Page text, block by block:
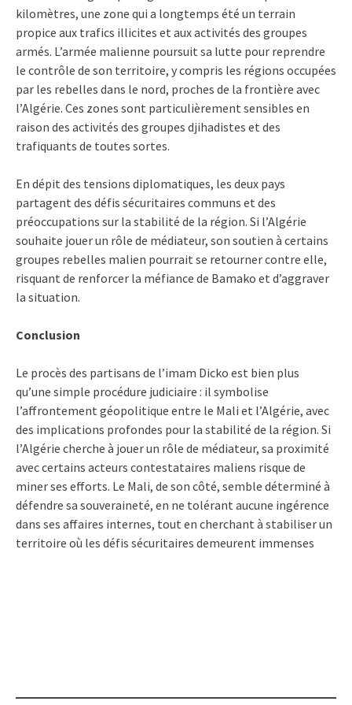
kilomètres, une zone qui a longtemps été un terrain
propice aux trafics illicites et aux activités des groupes
armés. L’armée malienne poursuit sa lutte pour reprendre
le contrôle de son territoire, y compris les régions occupées
par les rebelles dans le nord, proches de la frontière avec
l’Algérie. Ces zones sont particulièrement sensibles en
raison des activités des groupes djihadistes et des
trafiquants de toutes sortes.
En dépit des tensions diplomatiques, les deux pays
partagent des défis sécuritaires communs et des
préoccupations sur la stabilité de la région. Si l’Algérie
souhaite jouer un rôle de médiateur, son soutien à certains
groupes rebelles malien pourrait se retourner contre elle,
risquant de renforcer la méfiance de Bamako et d’aggraver
la situation.
Conclusion
Le procès des partisans de l’imam Dicko est bien plus
qu’une simple procédure judiciaire : il symbolise
l’affrontement géopolitique entre le Mali et l’Algérie, avec
des implications profondes pour la stabilité de la région. Si
l’Algérie cherche à jouer un rôle de médiateur, sa proximité
avec certains acteurs contestataires maliens risque de
miner ses efforts. Le Mali, de son côté, semble déterminé à
défendre sa souveraineté, en ne tolérant aucune ingérence
dans ses affaires internes, tout en cherchant à stabiliser un
territoire où les défis sécuritaires demeurent immenses